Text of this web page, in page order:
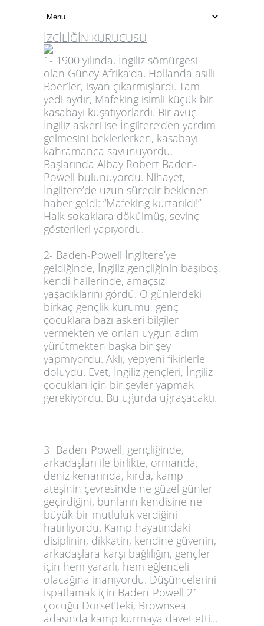
İZCİLİĞİN KURUCUSU
1- 1900 yılında, İngiliz sömürgesi
olan Güney Afrika’da, Hollanda asıllı
Boer’ler, isyan çıkarmışlardı. Tam
yedi aydır, Mafeking isimli küçük bir
kasabayı kuşatıyorlardı. Bir avuç
İngiliz askeri ise İngiltere’den yardım
gelmesini beklerlerken, kasabayı
kahramanca savunuyordu.
Başlarında Albay Robert Baden-
Powell bulunuyordu. Nihayet,
İngiltere’de uzun süredir beklenen
haber geldi: “Mafeking kurtarıldı!”
Halk sokaklara dökülmüş, sevinç
gösterileri yapıyordu.
2- Baden-Powell İngiltere’ye
geldiğinde, İngiliz gençliğinin başıboş,
kendi hallerinde, amaçsız
yaşadıklarını gördü. O günlerdeki
birkaç gençlik kurumu, genç
çocuklara bazı askeri bilgiler
vermekten ve onları uygun adım
yürütmekten başka bir şey
yapmıyordu. Aklı, yepyeni fikirlerle
doluydu. Evet, İngiliz gençleri, İngiliz
çocukları için bir şeyler yapmak
gerekiyordu. Bu uğurda uğraşacaktı.
3- Baden-Powell, gençliğinde,
arkadaşları ile birlikte, ormanda,
deniz kenarında, kırda, kamp
ateşinin çevresinde ne güzel günler
geçirdiğini, bunların kendisine ne
büyük bir mutluluk verdiğini
hatırlıyordu. Kamp hayatındaki
disiplinin, dikkatin, kendine güvenin,
arkadaşlara karşı bağlılığın, gençler
için hem yararlı, hem eğlenceli
olacağına inanıyordu. Düşüncelerini
ispatlamak için Baden-Powell 21
çocuğu Dorset’teki, Brownsea
adasında kamp kurmaya davet etti...